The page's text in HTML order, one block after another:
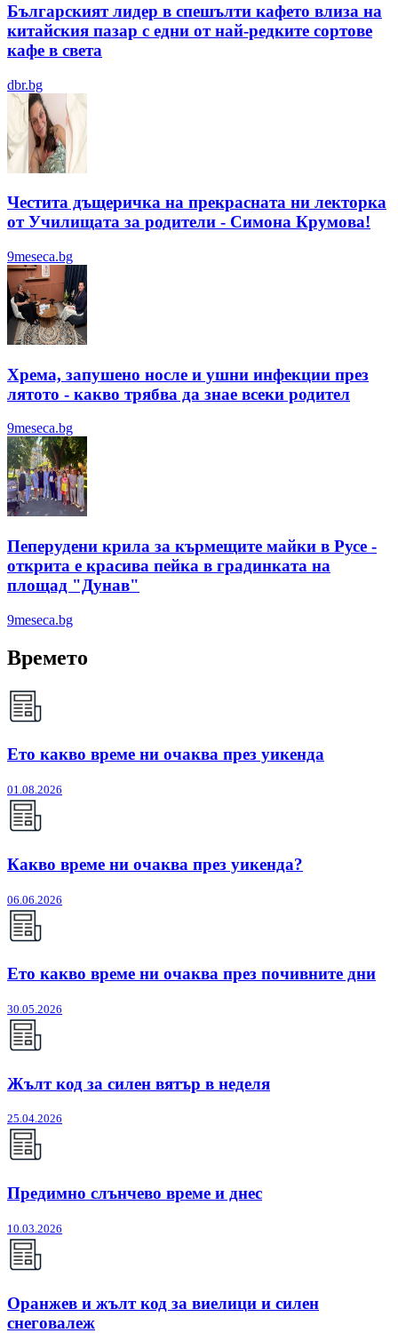
Българският лидер в спешълти кафето влиза на
китайския пазар с едни от най-редките сортове
кафе в света
dbr.bg
Честита дъщеричка на прекрасната ни лекторка
от Училищата за родители - Симона Крумова!
9meseca.bg
Хрема, запушено носле и ушни инфекции през
лятотo - какво трябва да знае всеки родител
9meseca.bg
Пеперудени крила за кърмещите майки в Русе -
открита е красива пейка в градинката на
площад "Дунав"
9meseca.bg
Времето
Ето какво време ни очаква през уикенда
01.08.2026
Какво време ни очаква през уикенда?
06.06.2026
Ето какво време ни очаква през почивните дни
30.05.2026
Жълт код за силен вятър в неделя
25.04.2026
Предимно слънчево време и днес
10.03.2026
Оранжев и жълт код за виелици и силен
снеговалеж